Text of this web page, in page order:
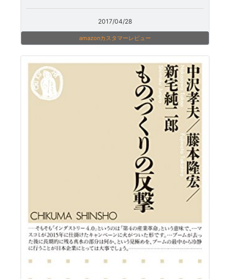
2017/04/28
amazonカスタマーレビュー